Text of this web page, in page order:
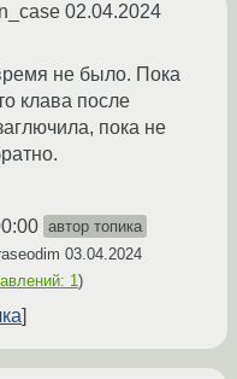
02.04.2024
не было. Пока
клава после
пока не
автор топика
03.04.2024
1)